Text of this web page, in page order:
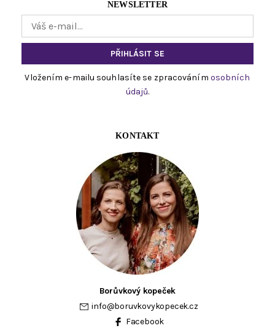
NEWSLETTER
Vložením e-mailu souhlasíte se zpracováním osobních
údajů.
KONTAKT
Borůvkový kopeček
info@boruvkovykopecek.cz
Facebook